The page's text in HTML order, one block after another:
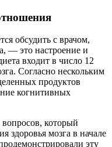
обсудить с врачом,
— это настроение и
входит в число 12
Согласно нескольким
продуктов
когнитивных
который
здоровья мозга в начале
эту